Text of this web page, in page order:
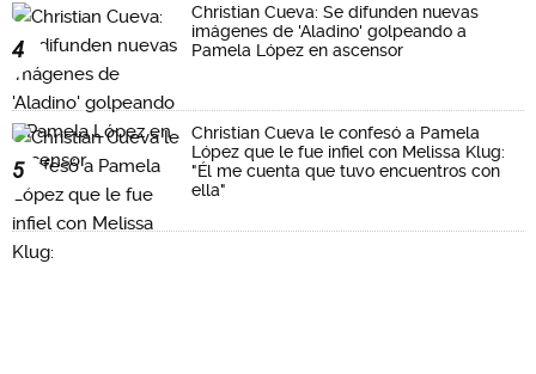
4
Christian Cueva: Se difunden nuevas
imágenes de 'Aladino' golpeando a
Pamela López en ascensor
5
Christian Cueva le confesó a Pamela
López que le fue infiel con Melissa Klug:
"Él me cuenta que tuvo encuentros con
ella"